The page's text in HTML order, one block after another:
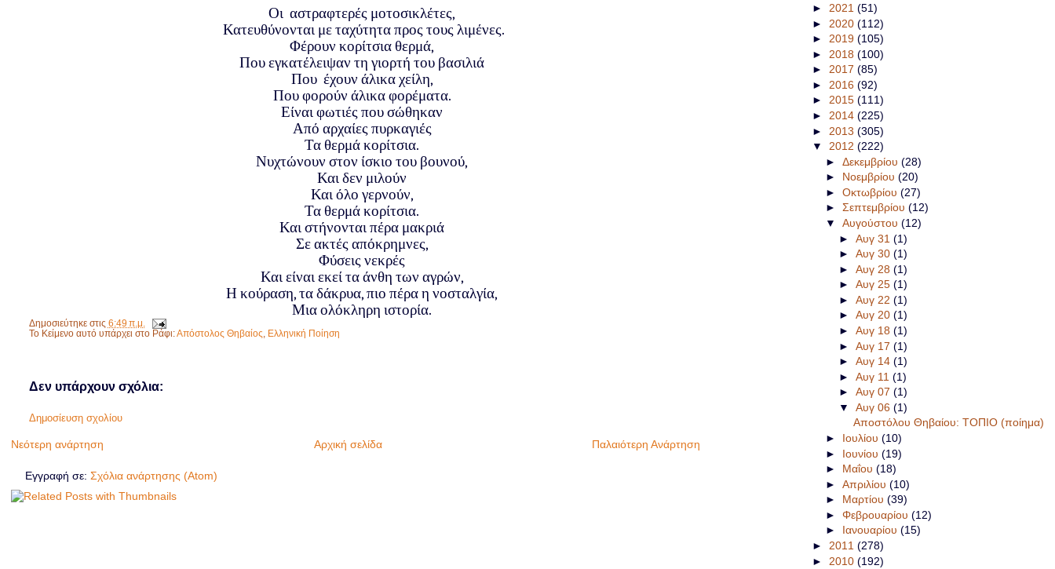
Οι αστραφτερές μοτοσικλέτες,
Κατευθύνονται με ταχύτητα προς τους λιμένες.
Φέρουν κορίτσια θερμά,
Που εγκατέλειψαν τη γιορτή του βασιλιά
Που έχουν άλικα χείλη,
Που φορούν άλικα φορέματα.
Είναι φωτιές που σώθηκαν
Από αρχαίες πυρκαγιές
Τα θερμά κορίτσια.
Νυχτώνουν στον ίσκιο του βουνού,
Και δεν μιλούν
Και όλο γερνούν,
Τα θερμά κορίτσια.
Και στήνονται πέρα μακριά
Σε ακτές απόκρημνες,
Φύσεις νεκρές
Και είναι εκεί τα άνθη των αγρών,
Η κούραση, τα δάκρυα, πιο πέρα η νοσταλγία,
Μια ολόκληρη ιστορία.
Δημοσιεύτηκε στις 6:49 π.μ.
Το Κείμενο αυτό υπάρχει στο Ράφι:Απόστολος Θηβαίος Ελληνική Ποίηση
Δεν υπάρχουν σχόλια:
Δημοσίευση σχολίου
Νεότερη ανάρτηση Παλαιότερη Ανάρτηση
Αρχική σελίδα
Εγγραφή σε: Σχόλια ανάρτησης (Atom)
► 2021 (51)
► 2020 (112)
► 2019 (105)
► 2018 (100)
► 2017 (85)
► 2016 (92)
► 2015 (111)
► 2014 (225)
► 2013 (305)
▼ 2012 (222)
► Δεκεμβρίου (28)
► Νοεμβρίου (20)
► Οκτωβρίου (27)
► Σεπτεμβρίου (12)
▼ Αυγούστου (12)
►Αυγ 31(1)
►Αυγ 30(1)
►Αυγ 28(1)
►Αυγ 25(1)
►Αυγ 22(1)
►Αυγ 20(1)
►Αυγ 18(1)
►Αυγ 17(1)
►Αυγ 14(1)
►Αυγ 11(1)
►Αυγ 07(1)
▼Αυγ 06(1)
Αποστόλου Θηβαίου: ΤΟΠΙΟ (ποίημα)
► Ιουλίου (10)
► Ιουνίου (19)
► Μαΐου (18)
► Απριλίου (10)
► Μαρτίου (39)
► Φεβρουαρίου (12)
► Ιανουαρίου (15)
► 2011 (278)
► 2010 (192)